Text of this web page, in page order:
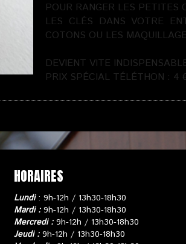
POUR RANGER LES PETITES
LES CLÉS DANS VOTRE
COTONS OU LES
DEVIENT VITE
PRIX SPÉCIAL TÉLÉTHON : 4
HORAIRES
Lundi: 9h-12h / 13h30-18h30
Mardi :9h-12h / 13h30-18h30
Mercredi :9h-12h / 13h30-18h30
Jeudi :9h-12h / 13h30-18h30